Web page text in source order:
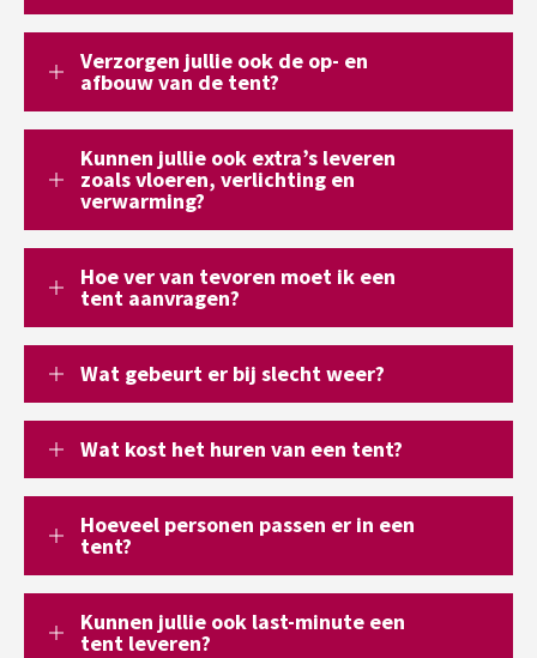
Verzorgen jullie ook de op- en
afbouw van de tent?
Kunnen jullie ook extra’s leveren
zoals vloeren, verlichting en
verwarming?
Hoe ver van tevoren moet ik een
tent aanvragen?
Wat gebeurt er bij slecht weer?
Wat kost het huren van een tent?
Hoeveel personen passen er in een
tent?
Kunnen jullie ook last-minute een
tent leveren?